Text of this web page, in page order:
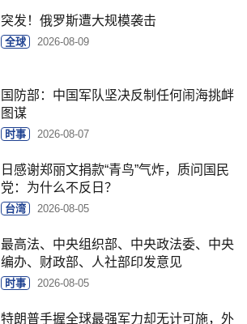
突发！俄罗斯遭大规模袭击
全球 2026-08-09
国防部：中国军队坚决反制任何闹海挑衅
图谋
时事 2026-08-07
日感谢郑丽文捐款“青鸟”气炸，质问国民
党：为什么不反日？
台湾 2026-08-05
最高法、中央组织部、中央政法委、中央
编办、财政部、人社部印发意见
时事 2026-08-05
特朗普手握全球最强军力却无计可施，外